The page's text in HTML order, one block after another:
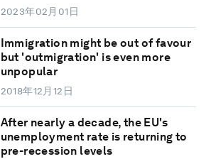
2023年02月01日
Immigration might be out of favour
but 'outmigration' is even more
unpopular
2018年12月12日
After nearly a decade, the EU's
unemployment rate is returning to
pre-recession levels